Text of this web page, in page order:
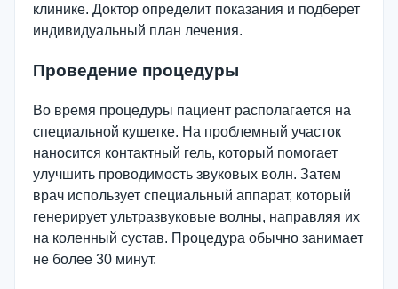
клинике. Доктор определит показания и подберет
индивидуальный план лечения.
Проведение процедуры
Во время процедуры пациент располагается на
специальной кушетке. На проблемный участок
наносится контактный гель, который помогает
улучшить проводимость звуковых волн. Затем
врач использует специальный аппарат, который
генерирует ультразвуковые волны, направляя их
на коленный сустав. Процедура обычно занимает
не более 30 минут.